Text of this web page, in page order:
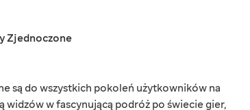
Zjednoczone
są do wszystkich pokoleń użytkowników na
widzów w fascynującą podróż po świecie gier,